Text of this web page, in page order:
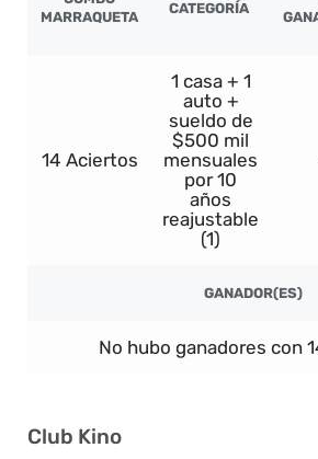
MARRAQUETA
CATEGORÍA
14 Aciertos
1 casa + 1
auto +
sueldo de
$500 mil
mensuales
por 10
años
reajustable
(1)
GANADOR(ES)
No hubo ganadores con
Club Kino